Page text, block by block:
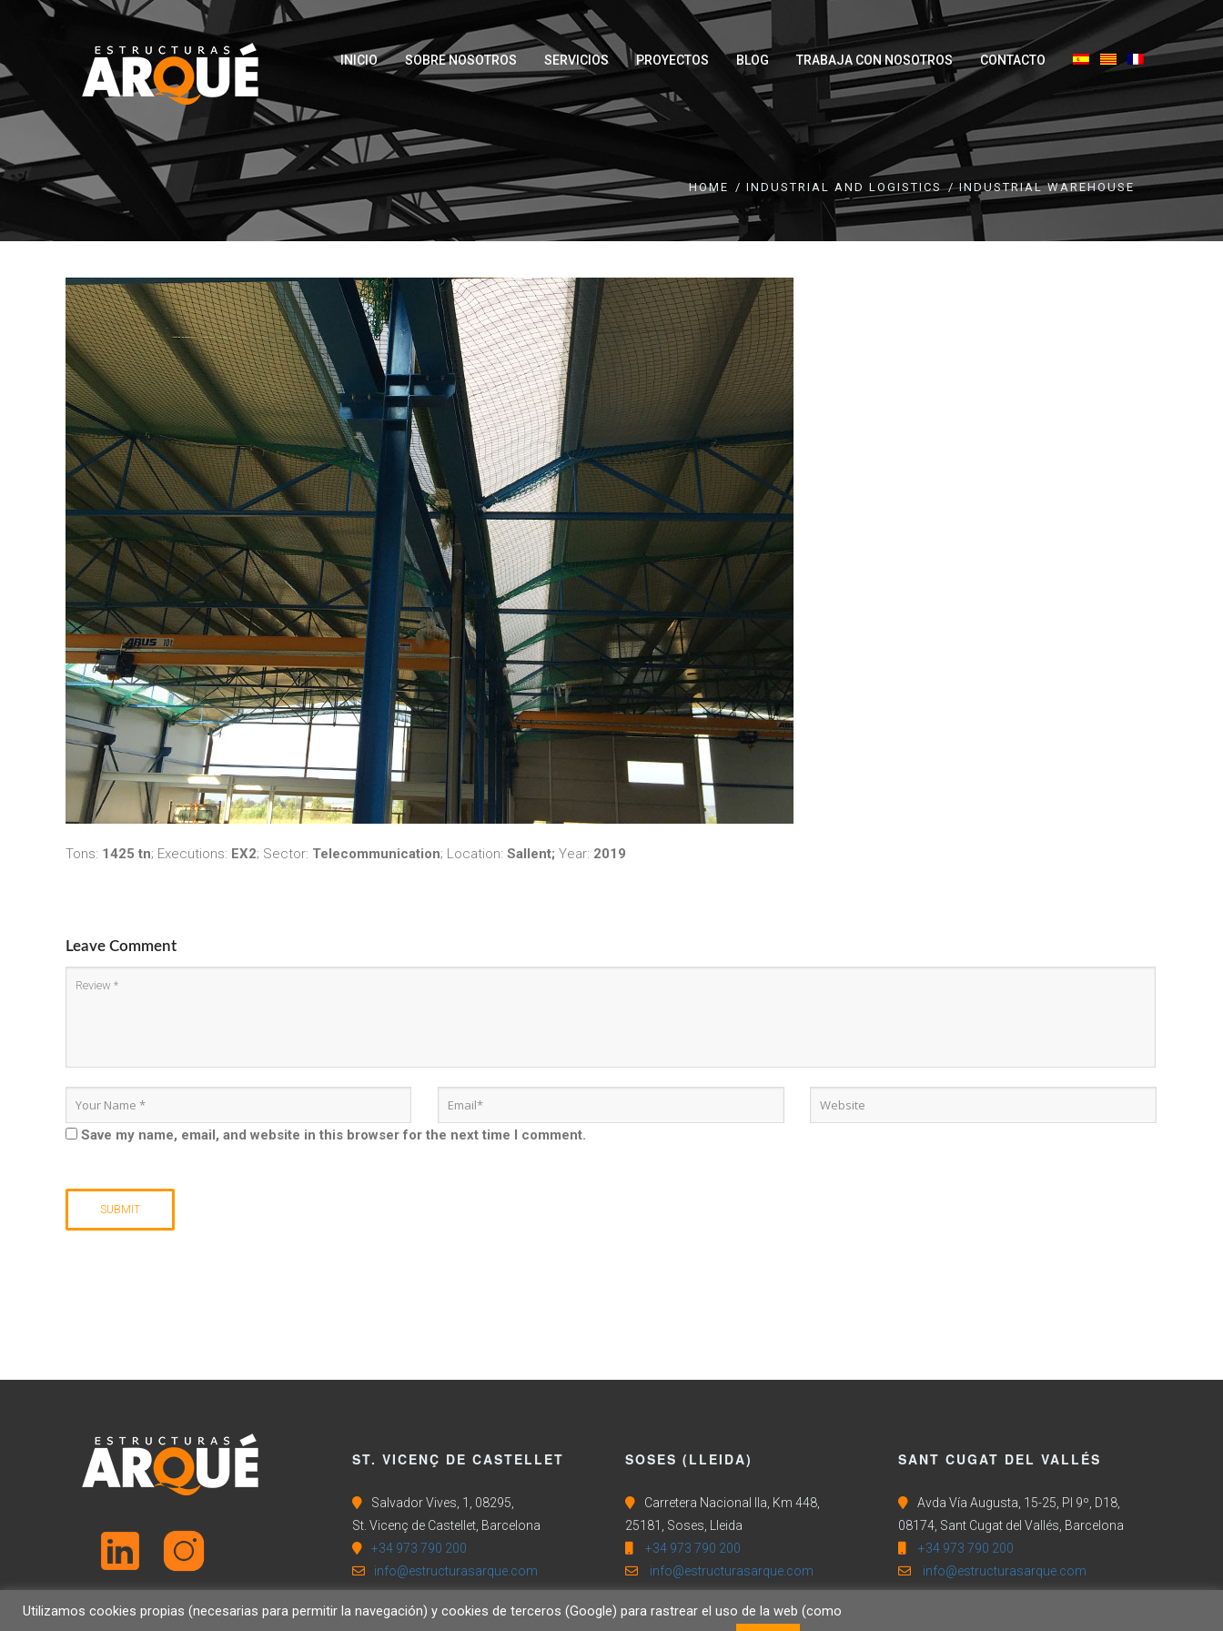
INICIO SOBRE NOSOTROS SERVICIOS PROYECTOS BLOG TRABAJA CON NOSOTROS CONTACTO
HOME INDUSTRIAL AND LOGISTICS INDUSTRIAL WAREHOUSE
Tons: 1425 tn; Executions: EX2; Sector: Telecommunication; Location: Sallent; Year: 2019
Leave Comment
Save my name, email, and website in this browser for the next time I comment.
ST. VICENÇ DE CASTELLET
Salvador Vives, 1, 08295,
St. Vicenç de Castellet, Barcelona
+34 973 790 200
info@estructurasarque.com
SOSES (LLEIDA)
Carretera Nacional IIa, Km 448,
25181, Soses, Lleida
+34 973 790 200
info@estructurasarque.com
SANT CUGAT DEL VALLÉS
Avda Vía Augusta, 15-25, Pl 9º, D18,
08174, Sant Cugat del Vallés, Barcelona
+34 973 790 200
info@estructurasarque.com
Utilizamos cookies propias (necesarias para permitir la navegación) y cookies de terceros (Google) para rastrear el uso de la web (como